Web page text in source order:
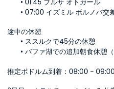
01:45 ブルサ オトガール
07:00 イズミル ボルノバ交
途中の休憩
ススルクで45分の休憩
バファ湖での追加朝食休憩
推定ボドルム到着：08:00 - 09:00